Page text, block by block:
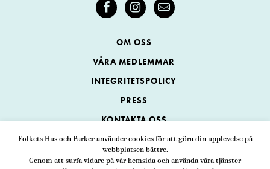
Folkets Hus och Parker använder cookies för att göra din upplevelse på
webbplatsen bättre.
Genom att surfa vidare på vår hemsida och använda våra tjänster
OM OSS
VÅRA MEDLEMMAR
INTEGRITETSPOLICY
PRESS
KONTAKTA OSS
Folkets Hus och Parker